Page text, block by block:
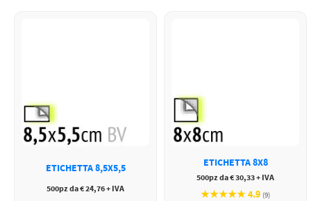
ETICHETTA 8,5X5,5
500pz da € 24,76 + IVA
ETICHETTA 8X8
500pz da € 30,33 + IVA
★★★★★ 4.9 (9)